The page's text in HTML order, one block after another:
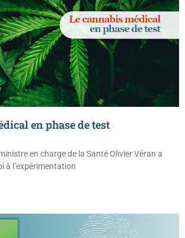
en phase de test
en charge de la Santé Olivier Véran a
à l’expérimentation